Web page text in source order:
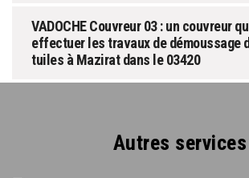
VADOCHE Couvreur 03 : un couvreur
effectuer les travaux de démoussage
tuiles à Mazirat dans le 03420
Autres services